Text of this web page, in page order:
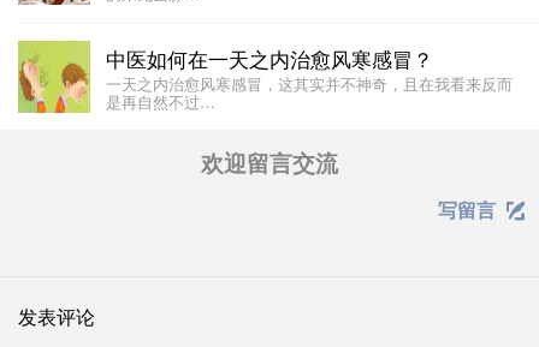
中医如何在一天之内治愈风寒感冒？
一天之内治愈风寒感冒，这其实并不神奇，且在我看来反而
是再自然不过…
欢迎留言交流
写留言 
发表评论